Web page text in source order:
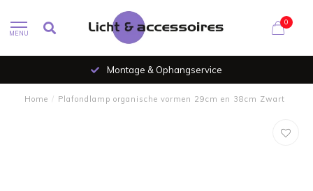
MENU
0
Montage & Ophangservice
Home / Plafondlamp organische vormen 29cm en 38cm Zwart